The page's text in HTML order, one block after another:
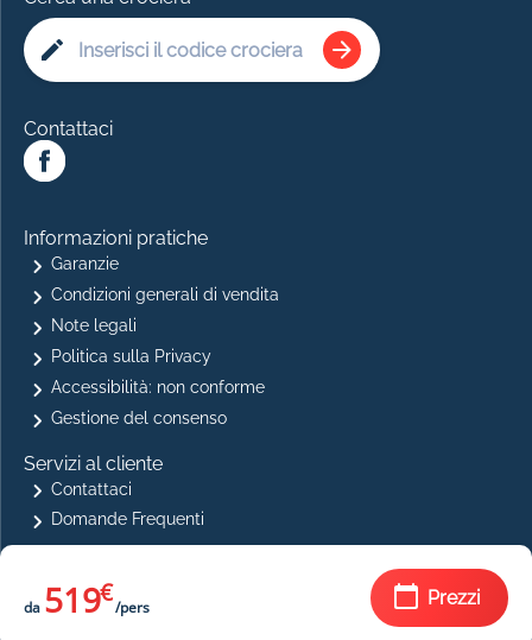
da 519
€/pers Prezzi
Contattaci
Informazioni pratiche
Garanzie
Condizioni generali di vendita
Note legali
Politica sulla Privacy
Accessibilità: non conforme
Gestione del consenso
Servizi al cliente
Contattaci
Domande Frequenti